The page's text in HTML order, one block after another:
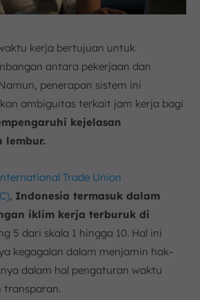
kerja bertujuan untuk
antara pekerjaan dan
penerapan sistem ini
ambiguitas terkait jam kerja bagi
kejelasan
lembur.
Trade Union
, Indonesia termasuk dalam
iklim kerja terburuk di
5 dari skala 1 hingga 10. Hal ini
kegagalan dalam menjamin hak-
dalam hal pengaturan waktu
transparan.